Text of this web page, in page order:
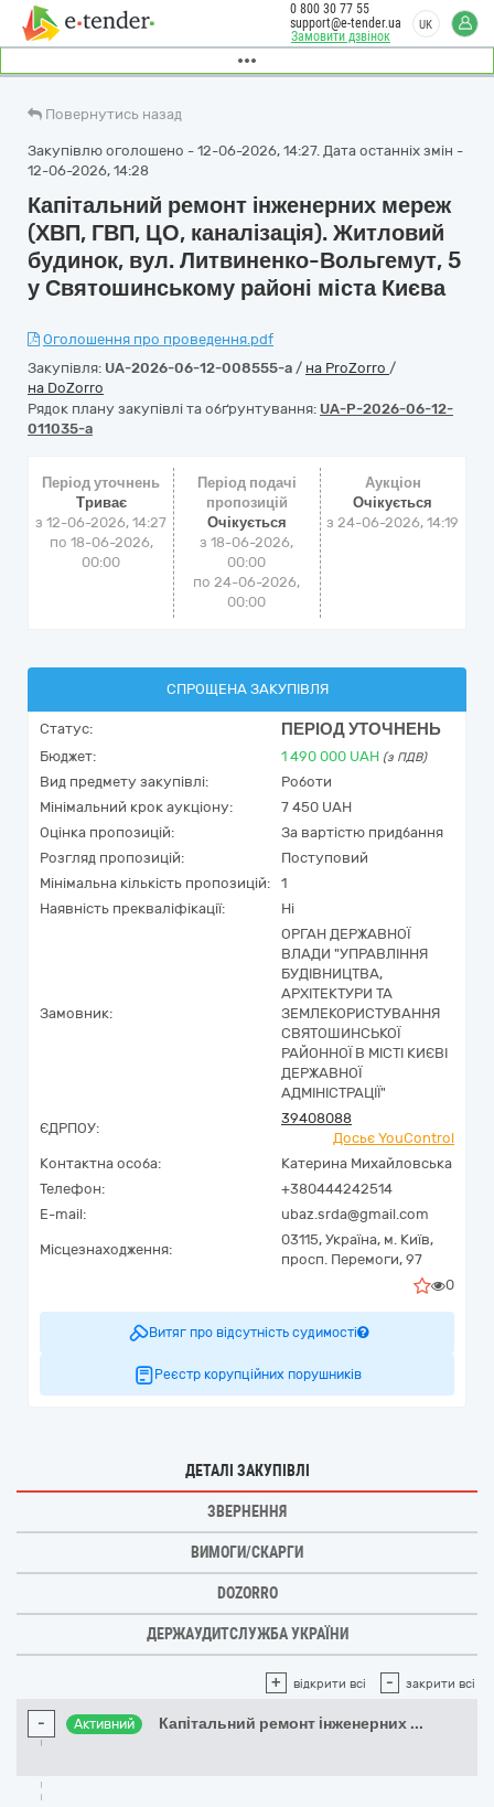
Замовити дзвінок
0 800 30 77 55
support@e-tender.ua
UK
Повернутись назад
Закупівлю оголошено - 12-06-2026, 14:27. Дата останніх змін -
12-06-2026, 14:28
Капiтальний ремонт iнженерних мереж
(ХВП, ГВП, ЦО, каналiзацiя). Житловий
будинок, вул. Литвиненко-Вольгемут, 5
у Святошинському районі міста Києва
Оголошення про проведення.pdf
Закупівля: UA-2026-06-12-008555-a / на ProZorro /
на DoZorro
Рядок плану закупівлі та обґрунтування: UA-P-2026-06-12-
011035-a
Період уточнень
Триває
з 12-06-2026, 14:27
по 18-06-2026,
00:00
Період подачі
пропозицій
Очікується
з 18-06-2026,
00:00
по 24-06-2026,
00:00
Аукціон
Очікується
з24-06-2026, 14:19
СПРОЩЕНА ЗАКУПІВЛЯ
Статус: ПЕРІОД УТОЧНЕНЬ
Бюджет: 1 490 000 UAH (з ПДВ)
Вид предмету закупівлі:
Роботи
Мінімальний крок аукціону:
7 450 UAH
Оцінка пропозицій:
За вартістю придбання
Розгляд пропозицій:
Поступовий
Мінімальна кількість пропозицій:
1
Наявність прекваліфікації:
Ні
Замовник:
ОРГАН ДЕРЖАВНОЇ
ВЛАДИ "УПРАВЛІННЯ
БУДІВНИЦТВА,
АРХІТЕКТУРИ ТА
ЗЕМЛЕКОРИСТУВАННЯ
СВЯТОШИНСЬКОЇ
РАЙОННОЇ В МІСТІ КИЄВІ
ДЕРЖАВНОЇ
АДМІНІСТРАЦІЇ"
ЄДРПОУ:
39408088
Досьє YouControl
Контактна особа:
Катерина Михайловська
Телефон:
+380444242514
E-mail:
ubaz.srda@gmail.com
Місцезнаходження:
03115, Україна, м. Київ,
просп. Перемоги, 97
0
Витяг про відсутність судимості
Реєстр корупційних порушників
ДЕТАЛІ ЗАКУПІВЛІ
ЗВЕРНЕННЯ
ВИМОГИ/СКАРГИ
DOZORRO
ДЕРЖАУДИТСЛУЖБА УКРАЇНИ
+ відкрити всі - закрити всі
- Активний Капiтальний ремонт iнженерних ...